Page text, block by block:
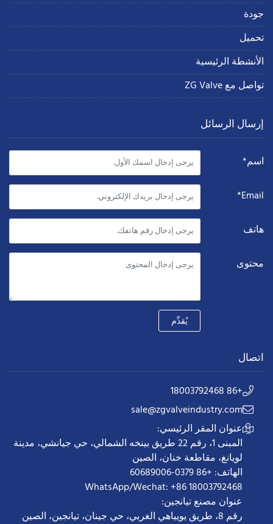
جودة
تحميل
الأنشطة الرئيسية
تواصل مع ZG Valve
إرسال الرسائل
اسم*
Email*
هاتف
محتوى
يُقدِّم
اتصال
+86 18003792468
sale@zgvalveindustry.com
عنوان المقر الرئيسي:
المبنى 1، رقم 22 طريق بينخه الشمالي، حي جيانشي، مدينة
لويانغ، مقاطعة خنان، الصين
الهاتف: +86 0379-60689006
WhatsApp/Wechat: +86 18003792468
عنوان مصنع تيانجين:
رقم 8، طريق يويياهي الغربي، حي جينان، تيانجين، الصين